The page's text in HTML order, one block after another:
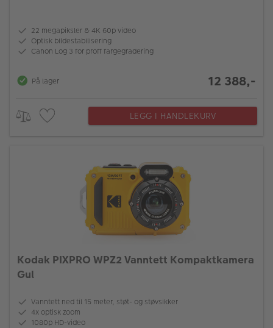
22 megapiksler & 4K 60p video
Optisk bildestabilisering
Canon Log 3 for proff fargegradering
På lager 12 388,-
LEGG I HANDLEKURV
Kodak PIXPRO WPZ2 Vanntett Kompaktkamera
Gul
Vanntett ned til 15 meter, støt- og støvsikker
4x optisk zoom
1080p HD-video